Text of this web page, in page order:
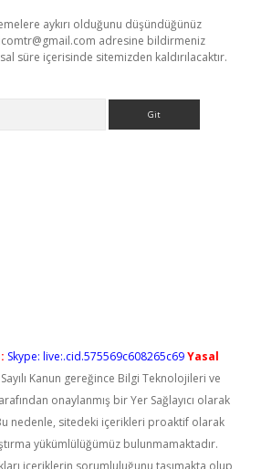
aykırı olduğunu düşündüğünüz
adresine bildirmeniz
süre içerisinde sitemizden kaldırılacaktır.
Skype: live:.cid.575569c608265c69Yasal
Kanun gereğince Bilgi Teknolojileri ve
onaylanmış bir Yer Sağlayıcı olarak
nedenle, sitedeki içerikleri proaktif olarak
yükümlülüğümüz bulunmamaktadır.
içeriklerin sorumluluğunu taşımakta olup,